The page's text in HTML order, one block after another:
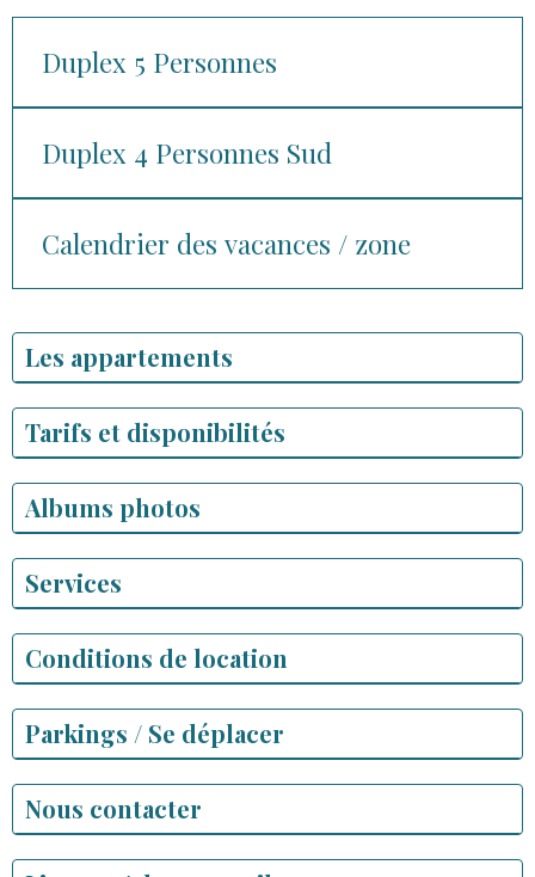
Duplex 5 Personnes
Duplex 4 Personnes Sud
Calendrier des vacances / zone
Les appartements
Tarifs et disponibilités
Albums photos
Services
Conditions de location
Parkings / Se déplacer
Nous contacter